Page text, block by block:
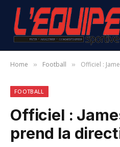
Home » Football » Officiel :
FOOTBALL
Officiel :
prend la